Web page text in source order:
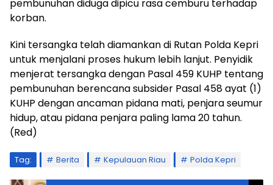
pembunuhan diduga dipicu rasa cemburu terhadap
korban.
Kini tersangka telah diamankan di Rutan Polda Kepri
untuk menjalani proses hukum lebih lanjut. Penyidik
menjerat tersangka dengan Pasal 459 KUHP tentang
pembunuhan berencana subsider Pasal 458 ayat (1)
KUHP dengan ancaman pidana mati, penjara seumur
hidup, atau pidana penjara paling lama 20 tahun.
(Red)
Tag: Berita Kepulauan Riau Polda Kepri